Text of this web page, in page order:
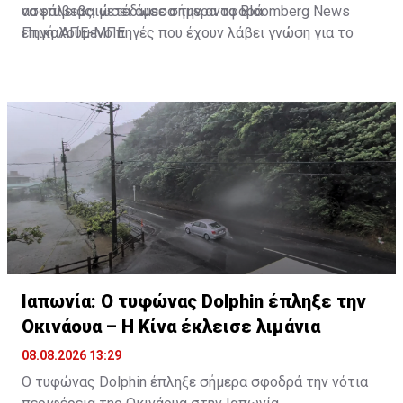
ασφάλειας, μετέδωσε σήμερα το Bloomberg News
επικαλούμενο πηγές που έχουν λάβει γνώση για το
να επιβεβαιώσει άμεσα την αναφορά.
Πηγή: ΑΠΕ-ΜΠΕ
Ιαπωνία: Ο τυφώνας Dolphin έπληξε την
Οκινάουα – Η Κίνα έκλεισε λιμάνια
08.08.2026 13:29
Ο τυφώνας Dolphin έπληξε σήμερα σφοδρά την νότια